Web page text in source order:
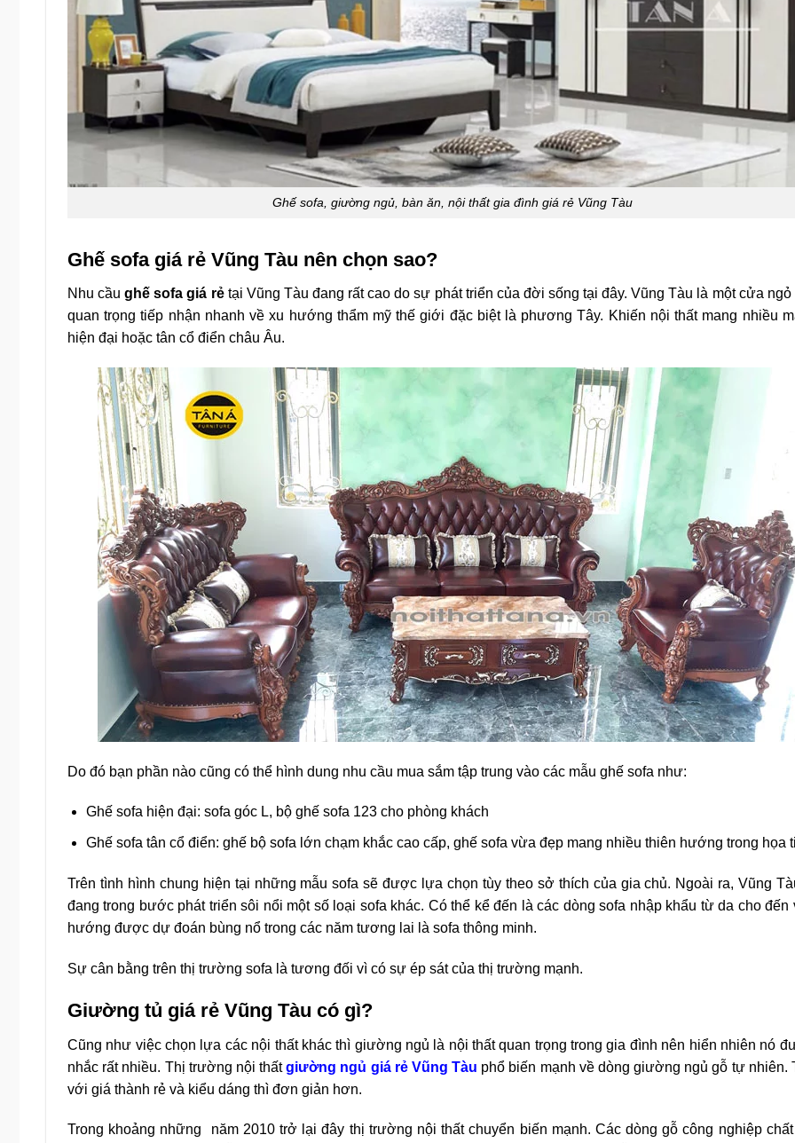
Ghế sofa, giường ngủ, bàn ăn, nội thất gia đình giá rẻ Vũng Tàu
Ghế sofa giá rẻ Vũng Tàu nên chọn sao?
Nhu cầughế sofa giá rẻtại Vũng Tàu đang rất cao do sự phát triển của đời sống tại đây. Vũng Tàu là một cửa ngỏ
quan trọng tiếp nhận nhanh về xu hướng thẩm mỹ thế giới đặc biệt là phương Tây. Khiến nội thất mang nhiều
hiện đại hoặc tân cổ điển châu Âu.
Do đó bạn phần nào cũng có thể hình dung nhu cầu mua sắm tập trung vào các mẫu ghế sofa như:
Ghế sofa hiện đại: sofa góc L, bộ ghế sofa 123 cho phòng khách
Ghế sofa tân cổ điển: ghế bộ sofa lớn chạm khắc cao cấp, ghế sofa vừa đẹp mang nhiều thiên hướng trong họa
Trên tình hình chung hiện tại những mẫu sofa sẽ được lựa chọn tùy theo sở thích của gia chủ. Ngoài ra, Vũng
đang trong bước phát triển sôi nổi một số loại sofa khác. Có thể kể đến là các dòng sofa nhập khẩu từ da cho đến
hướng được dự đoán bùng nổ trong các năm tương lai là sofa thông minh.
Sự cân bằng trên thị trường sofa là tương đối vì có sự ép sát của thị trường mạnh.
Giường tủ giá rẻ Vũng Tàu có gì?
Cũng như việc chọn lựa các nội thất khác thì giường ngủ là nội thất quan trọng trong gia đình nên hiển nhiên nó
nhắc rất nhiều. Thị trường nội thấtgiường ngủ giá rẻ Vũng Tàu phổ biến mạnh về dòng giường ngủ gỗ tự nhiên.
với giá thành rẻ và kiểu dáng thì đơn giản hơn.
Trong khoảng những năm 2010 trở lại đây thị trường nội thất chuyển biến mạnh. Các dòng gỗ công nghiệp